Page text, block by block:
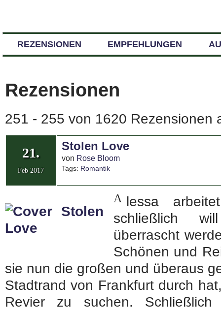
REZENSIONEN EMPFEHLUNGEN
Rezensionen
251 - 255 von 1620 Rezensionen
21.
Feb 2017
Stolen Love
von Rose Bloom
Tags: Romantik
A lessa
schließlich
überrascht
Schönen und
sie nun die großen und überaus
Stadtrand von Frankfurt durch
Revier zu suchen.